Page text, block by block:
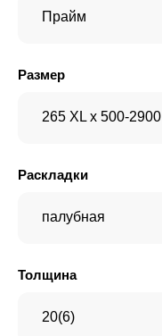
Прайм
Размер
265 XL x 500-2900
Раскладки
палубная
Толщина
20(6)